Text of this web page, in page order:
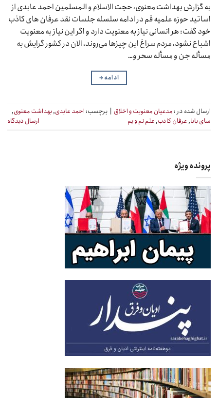
به گزارش بهداشت معنوی، حجت الاسلام و المسلمین احمد عابدی از
اساتید حوزه علمیه قم در ادامه سلسله جلسات نقد عرفان های کاذب
خود گفت: هر انسانی نیاز به معنویت دارد و اگر این نیاز به معنویت
اشباع نشود، مردم سراغ این چیزها می‌روند، الان در کشور گرایش به
مسأله جن و مسأله سحر و…
ادامه→
ارسال شده در : مدعیان معنویت و اخلاق | برچسب: احمد عابدی,بهداشت معنوی,
سای بابا, عرفان کادب, علم نم و یم ارسال دیدگاه
پرونده ویژه